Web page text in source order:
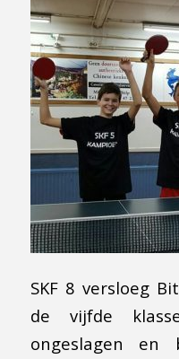
SKF 8 versloeg
de vijfde
ongeslagen en